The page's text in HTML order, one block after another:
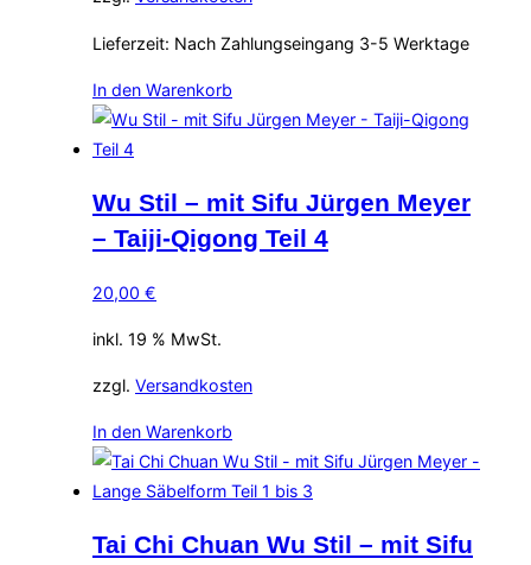
Lieferzeit: Nach Zahlungseingang 3-5 Werktage
In den Warenkorb
Wu Stil – mit Sifu Jürgen Meyer
– Taiji-Qigong Teil 4
20,00 €
inkl. 19 % MwSt.
zzgl. Versandkosten
In den Warenkorb
Tai Chi Chuan Wu Stil – mit Sifu